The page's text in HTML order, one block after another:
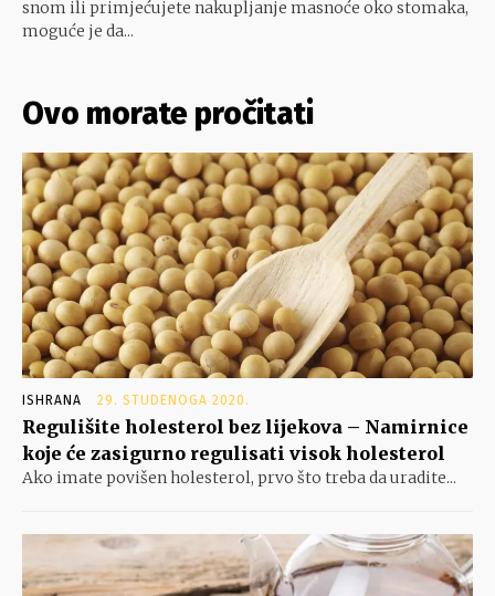
snom ili primjećujete nakupljanje masnoće oko stomaka,
moguće je da...
Ovo morate pročitati
ISHRANA 29. STUDENOGA 2020.
Regulišite holesterol bez lijekova – Namirnice
koje će zasigurno regulisati visok holesterol
Ako imate povišen holesterol, prvo što treba da uradite...